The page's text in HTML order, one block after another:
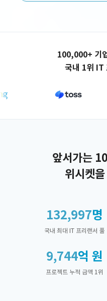
100,000+ 기
국내 1위 IT
앞서가는
위시켓
132,997명
국내 최대 IT 프리랜서 풀
9,744억 원
프로젝트 누적 금액 1위